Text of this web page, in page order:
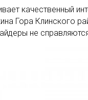
качественный
Гора Клинского
не